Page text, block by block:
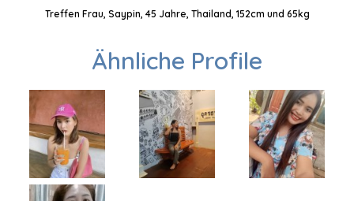
Treffen Frau, Saypin, 45 Jahre, Thailand, 152cm und 65kg
Ähnliche Profile